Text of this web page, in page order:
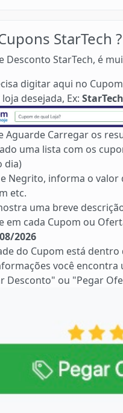
StarTech ?
Desconto StarTech, é
digitar aqui no
desejada, Ex: StarTech
Aguarde Carregar os
uma lista com os
dia)
Negrito, informa o valor
etc.
uma breve
em cada Cupom ou
2026
do Cupom está dentro
você
Desconto" ou "Pegar